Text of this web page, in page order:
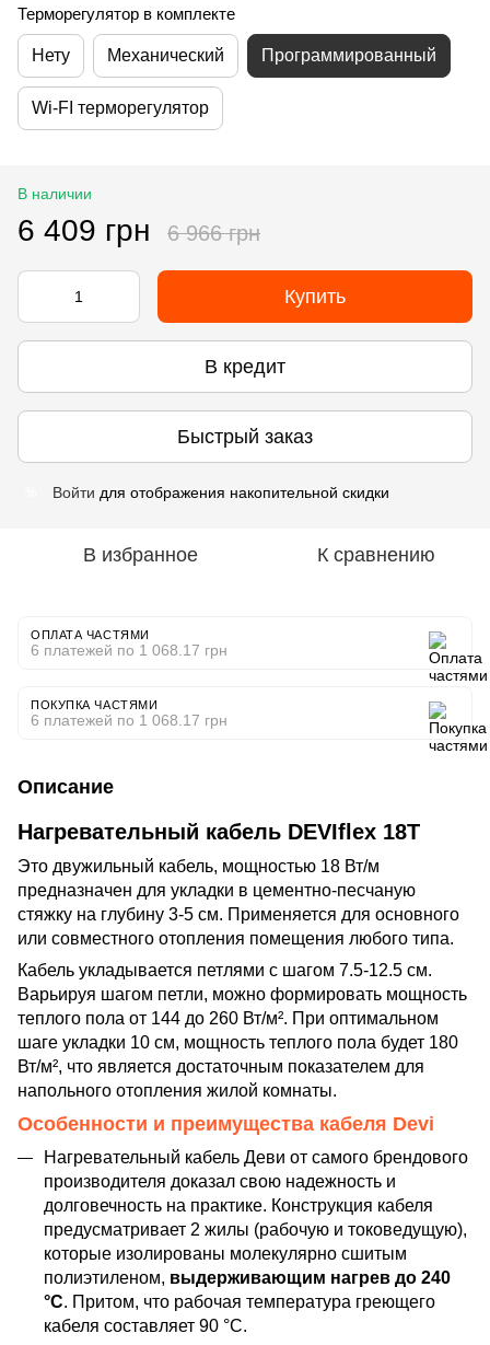
Терморегулятор в комплекте
Нету Механический Программированный
Wi-FI терморегулятор
В наличии
6 409 грн 6 966 грн
Купить
В кредит
Быстрый заказ
Войти для отображения накопительной скидки
В избранное К сравнению
ОПЛАТА ЧАСТЯМИ
6 платежей по 1 068.17 грн
ПОКУПКА ЧАСТЯМИ
6 платежей по 1 068.17 грн
Описание
Нагревательный кабель DEVIflex 18T
Это двужильный кабель, мощностью 18 Вт/м
предназначен для укладки в цементно-песчаную
стяжку на глубину 3-5 см. Применяется для основного
или совместного отопления помещения любого типа.
Кабель укладывается петлями с шагом 7.5-12.5 см.
Варьируя шагом петли, можно формировать мощность
теплого пола от 144 до 260 Вт/м². При оптимальном
шаге укладки 10 см, мощность теплого пола будет 180
Вт/м², что является достаточным показателем для
напольного отопления жилой комнаты.
Особенности и преимущества кабеля Devi
Нагревательный кабель Деви от самого брендового
производителя доказал свою надежность и
долговечность на практике. Конструкция кабеля
предусматривает 2 жилы (рабочую и токоведущую),
которые изолированы молекулярно сшитым
полиэтиленом, выдерживающим нагрев до 240
°C. Притом, что рабочая температура греющего
кабеля составляет 90 °C.